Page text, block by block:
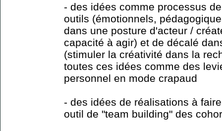
- des idées comme processus
outils (émotionnels,
dans une posture d'acteur /
capacité à agir) et de décalé
(stimuler la créativité dans la
toutes ces idées comme des
personnel en mode crapaud
- des idées de réalisations à
outil de "team building" des